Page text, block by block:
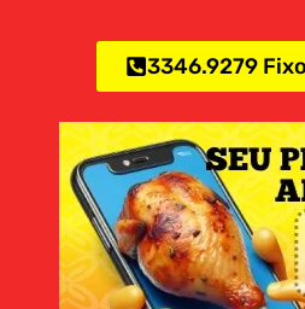
3346.9279